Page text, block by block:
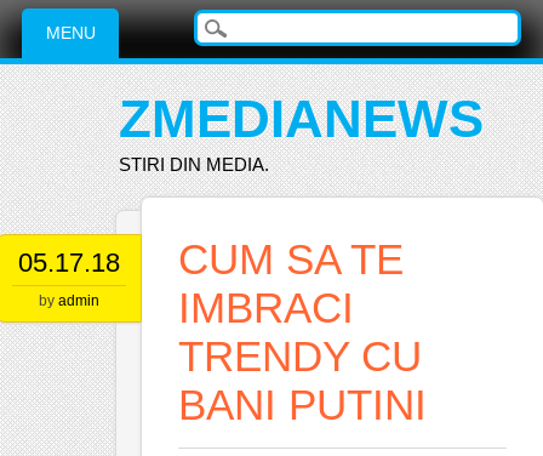
Main menu
Skip
content
MENU
ZMEDIANEWS
STIRI DIN MEDIA.
05.17.18
by admin
CUM SA TE
IMBRACI
TRENDY CU
BANI PUTINI